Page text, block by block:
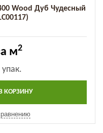
Wood Дуб Чудесный
м2
КОРЗИНУ